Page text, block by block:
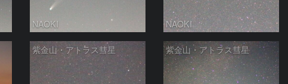
NAOKI NAOKI
紫金山・アトラス彗星 紫金山・アトラス彗星